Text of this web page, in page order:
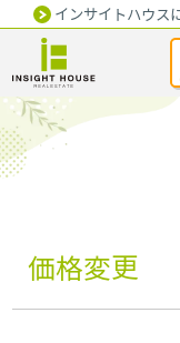
インサイトハウス
価格変更